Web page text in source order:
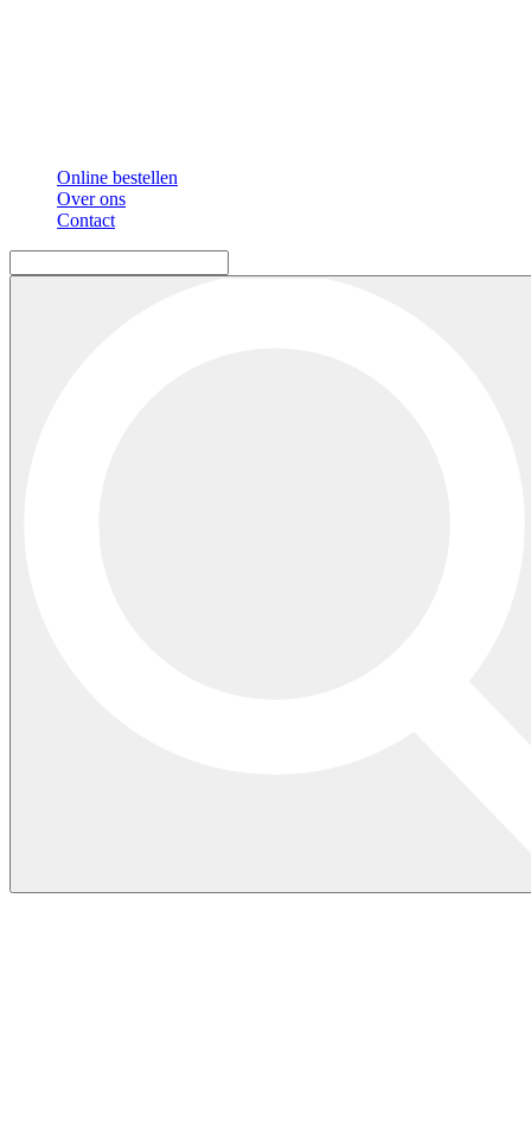
Online bestellen
Over ons
Contact